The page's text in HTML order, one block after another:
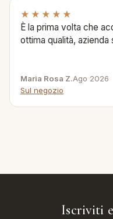
★★★★★
È la prima volta che
ottima qualità, azienda
Maria Rosa Z.Ago 2026
Sul negozio
Iscriviti